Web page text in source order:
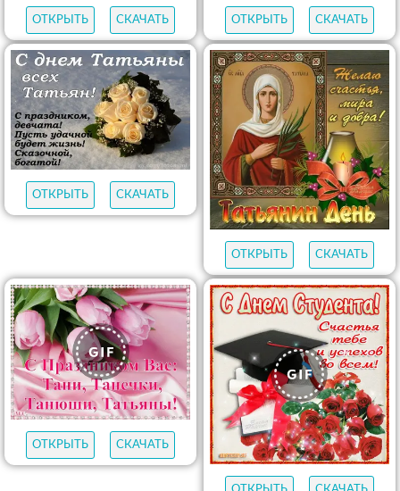
ОТКРЫТЬ СКАЧАТЬ ОТКРЫТЬ СКАЧАТЬ
ОТКРЫТЬ СКАЧАТЬ
ОТКРЫТЬ СКАЧАТЬ
ОТКРЫТЬ СКАЧАТЬ